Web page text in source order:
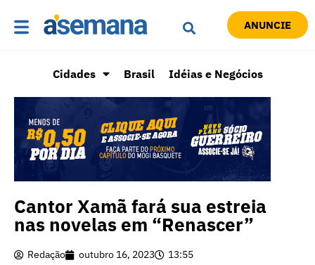
ANUNCIE
Cidades Brasil Idéias e Negócios
Cantor Xamã fará sua estreia
nas novelas em “Renascer”
Redação outubro 16, 2023 13:55